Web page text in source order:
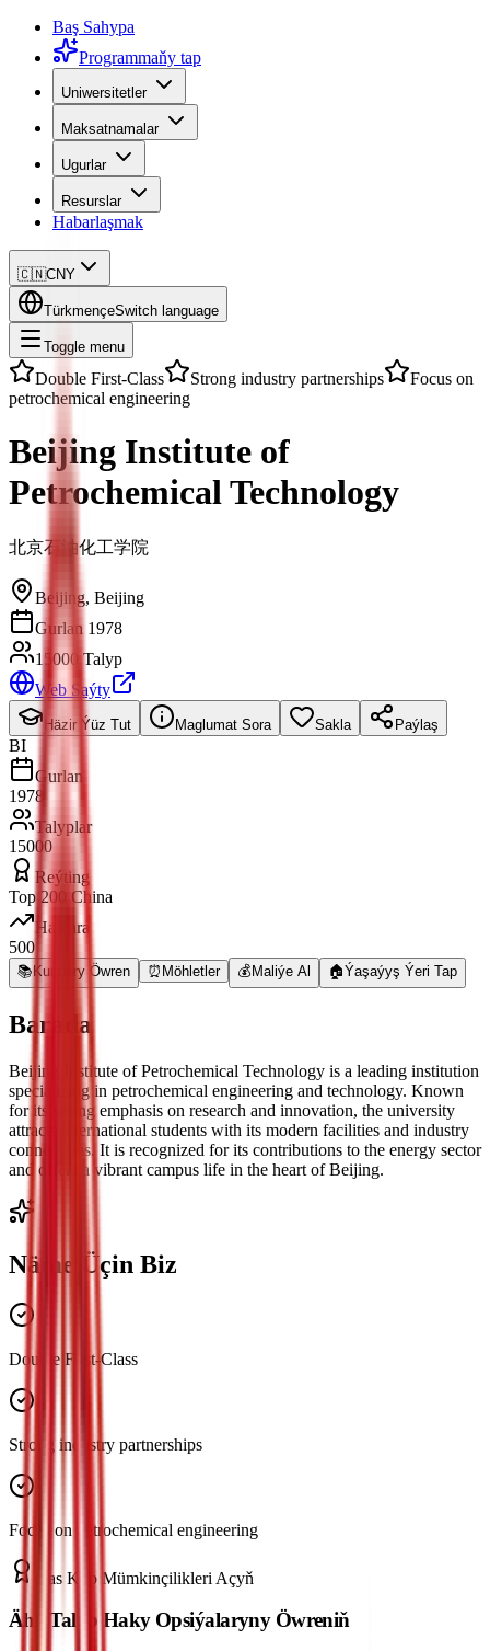
Baş Sahypa
Programmaňy tap
Uniwersitetler
Maksatnamalar
Ugurlar
Resurslar
Habarlaşmak
🇨🇳CNY
TürkmençeSwitch language
Toggle menu
Double First-Class Strong industry partnerships
Focus on
petrochemical engineering
Beijing Institute of
Petrochemical Technology
北京石油化工学院
Beijing, Beijing
Gurlan 1978
15000 Talyp
Web Saýty
Häzir Ýüz Tut Maglumat Sora Sakla Paýlaş
BI
Gurlan
1978
Talyplar
15000
Reýting
Top 200 China
Halkara
500
📚 Kurslary Öwren ⏰ Möhletler 💰 Maliýe Al 🏠Ýaşaýyş Ýeri Tap
Barada
Beijing Institute of Petrochemical Technology is a leading institution
specializing in petrochemical engineering and technology. Known
for its strong emphasis on research and innovation, the university
attracts international students with its modern facilities and industry
connections. It is recognized for its contributions to the energy sector
and offers a vibrant campus life in the heart of Beijing.
Näme Üçin Biz
Double First-Class
Strong industry partnerships
Focus on petrochemical engineering
Has Köp Mümkinçilikleri Açyň
Ähli Talyp Haky Opsiýalaryny Öwreniň